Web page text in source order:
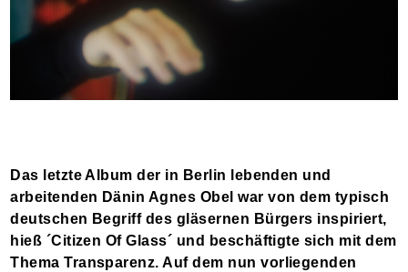
Das letzte Album der in Berlin lebenden und
arbeitenden Dänin Agnes Obel war von dem typisch
deutschen Begriff des gläsernen Bürgers inspiriert,
hieß ´Citizen Of Glass´ und beschäftigte sich mit dem
Thema Transparenz. Auf dem nun vorliegenden